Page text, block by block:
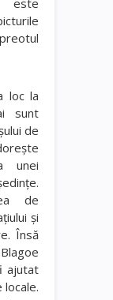
loc la
sunt
de
unei
de
şi
Însă
ajutat